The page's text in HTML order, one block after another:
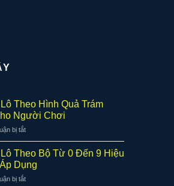
Theo Hình Quả Trám
Người Chơi
bị tắtở
Đánh
Theo
Hình
Theo Bộ Từ 0 Đến 9 Hiệu
Dụng
bị tắtở